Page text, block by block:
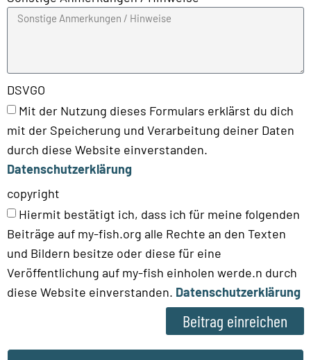
DSVGO
Mit der Nutzung dieses Formulars erklärst du dich
mit der Speicherung und Verarbeitung deiner Daten
durch diese Website einverstanden.
Datenschutzerklärung
copyright
Hiermit bestätigt ich, dass ich für meine folgenden
Beiträge auf my-fish.org alle Rechte an den Texten
und Bildern besitze oder diese für eine
Veröffentlichung auf my-fish einholen werde.n durch
diese Website einverstanden. Datenschutzerklärung
Beitrag einreichen